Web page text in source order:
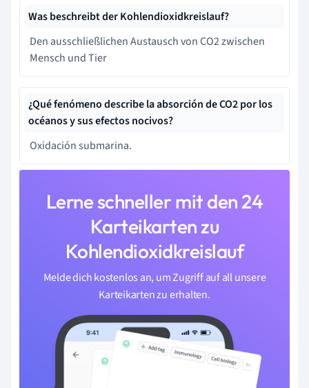
Was beschreibt der Kohlendioxidkreislauf?
Den ausschließlichen Austausch von CO2 zwischen
Mensch und Tier
¿Qué fenómeno describe la absorción de CO2 por los
océanos y sus efectos nocivos?
Oxidación submarina.
Lerne schneller mit den 24
Karteikarten zu
Kohlendioxidkreislauf
Melde dich kostenlos an, um Zugriff auf all unsere
Karteikarten zu erhalten.